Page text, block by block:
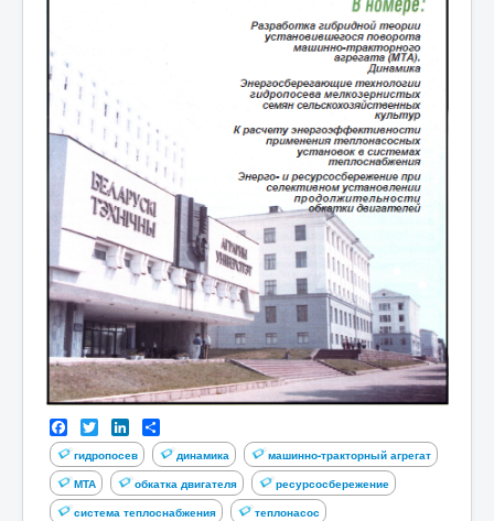
Facebook
TwitterLinkedIn
Share
гидропосев динамика
машинно-тракторный агрегат
МТА
обкатка двигателя
ресурсосбережение
система теплоснабжения
теплонасос